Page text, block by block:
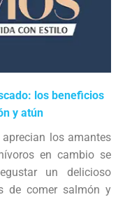
los beneficios
y atún
los amantes
en cambio se
un delicioso
de comer salmón y